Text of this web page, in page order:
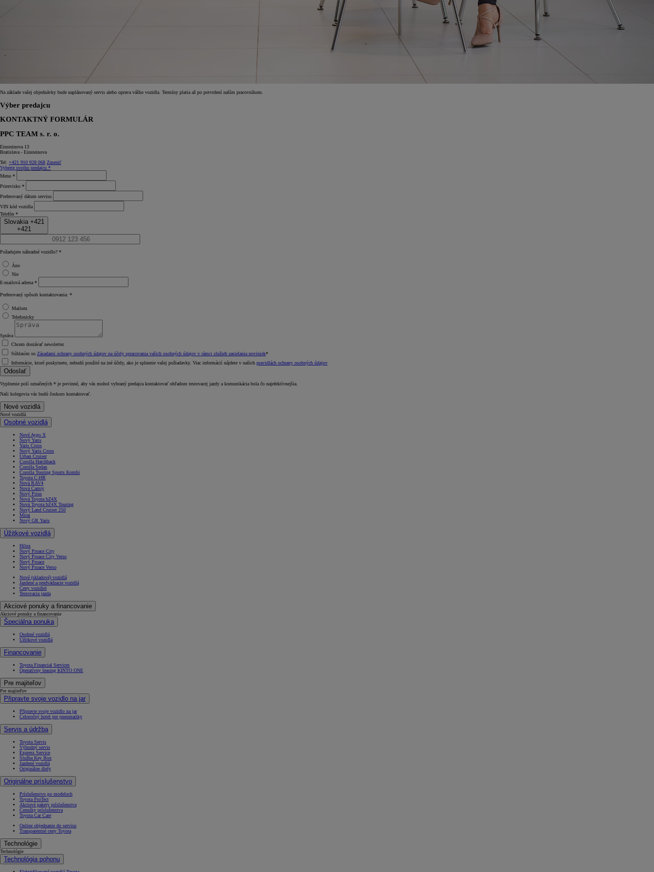
Od
vr. zvýhodnenia 1 000 €
a bonusu za výkup500 €
Nový Yaris Cross
HYBRID
Na základe vašej objednávky bude naplánovaný servis alebo oprava vášho vozidla. Termíny platia až po potvrdení naším pracovníkom.
Výber predajcu
KONTAKTNÝ FORMULÁR
PPC TEAM s. r. o.
Einsteinova 13
Bratislava - Einsteinova
Tel: +421 910 928 068 Zmeniť
Vyberte svojho predajcu *
Meno *
Priezvisko *
Preferovaný dátum servisu
VIN kód vozidla
Telefón *
Slovakia +421
+421
Požadujete náhradné vozidlo? *
Áno
Nie
E‑mailová adresa *
Preferovaný spôsob kontaktovania: *
Mailom
Telefonicky
Správa
Chcem dostávať newsletter.
Súhlasím so Zásadami ochrany osobných údajov na účely spracovania vašich osobných údajov v rámci služieb zasielania noviniek*
Informácie, ktoré poskytnete, nebudú použité na iné účely, ako je splnenie vašej požiadavky. Viac informácií nájdete v našich pravidlách ochrany osobných údajov
Odoslať
Vyplnenie polí označených * je povinné, aby vás mohol vybraný predajca kontaktovať ohľadom testovacej jazdy a komunikácia bola čo najefektívnejšia.
Naši kolegovia vás budú čoskoro kontaktovať.
Nové vozidlá
Nové vozidlá
Osobné vozidlá
Nové Aygo X
Nový Yaris
Yaris Cross
Nový Yaris Cross
Urban Cruiser
Corolla Hatchback
Corolla Sedan
Corolla Touring Sports Kombi
Toyota C-HR
Nová RAV4
Nová Camry
Nový Prius
Nová Toyota bZ4X
Nová Toyota bZ4X Touring
Nový Land Cruiser 250
Mirai
Nový GR Yaris
Úžitkové vozidlá
Hilux
Nový Proace City
Nový Proace City Verso
Nový Proace
Nový Proace Verso
Nové (skladové) vozidlá
Jazdené a predvádzacie vozidlá
Ceny vozidiel
Testovacia jazda
Akciové ponuky a financovanie
Akciové ponuky a financovanie
Špeciálna ponuka
Osobné vozidlá
Úžitkové vozidlá
Financovanie
Toyota Financial Services
Operatívny leasing KINTO ONE
Pre majiteľov
Pre majiteľov
Připravte svoje vozidlo na jar
Připravte svoje vozidlo na jar
Celoročný hotel pre pneumatiky
Servis a údržba
Toyota Servis
Výhodný servis
Express Service
Služba Key Box
Jazdené vozidlá
Originálne diely
Originálne príslušenstvo
Príslušenstvo po modeloch
Toyota ProTect
Akciové pakety príslušenstva
Cenníky príslušenstva
Toyota Car Care
Online objednanie do servisu
Transparentné ceny Toyota
Technológie
Technológie
Technológia pohonu